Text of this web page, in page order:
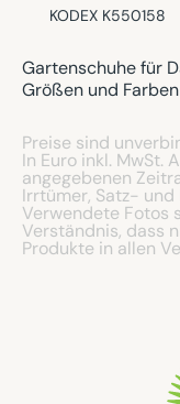
KODEX K550158
Gartenschuhe für
Größen und
Preise sind
In Euro inkl. MwSt.
angegebenen
Irrtümer, Satz-
Verwendete Fotos
Verständnis, dass
Produkte in allen